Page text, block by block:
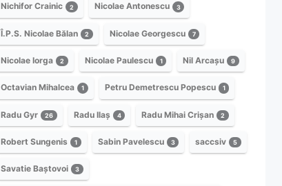
Nichifor Crainic 2 Nicolae Antonescu 3
Î.P.S. Nicolae Bălan 2 Nicolae Georgescu 7
Nicolae Iorga 2 Nicolae Paulescu 1 Nil Arcașu 9
Octavian Mihalcea 1 Petru Demetrescu Popescu 1
Radu Gyr 26 Radu Ilaș 4 Radu Mihai Crișan 2
Robert Sungenis 1 Sabin Pavelescu 3 saccsiv 5
Savatie Baștovoi 3